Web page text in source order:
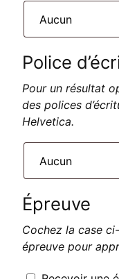
Police
Pour un résultat
des polices
Helvetica.
Épreuve
Cochez la case
épreuve pour